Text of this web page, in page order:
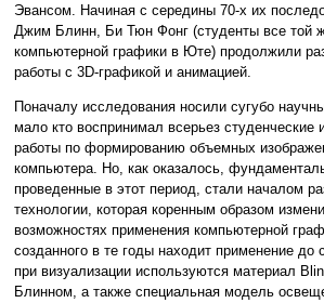
Эвансом. Начиная с середины 70-х их
Джим Блинн, Би Тюн Фонг (студенты все той
компьютерной графики в Юте) продолжили
работы с 3D-графикой и анимацией.
Поначалу исследования носили сугубо
мало кто воспринимал всерьез студенческие
работы по формированию объемных
компьютера. Но, как оказалось,
проведенные в этот период, стали началом
технологии, которая коренным образом
возможностях применения компьютерной
созданного в те годы находит применение до
при визуализации используются материал
Блинном, а также специальная модель